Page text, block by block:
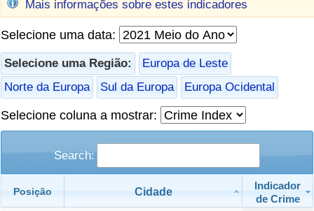
Mais informações sobre estes indicadores
Selecione uma data:
Selecione uma Região:
Europa de Leste
Norte da Europa
Sul da Europa Europa Ocidental
Selecione coluna a mostrar:
Search:
Posição Cidade
Indicador
de Crime
Indicador de Saúde (Atual)
Indicador de Saúde
Indicador de Saúde por País